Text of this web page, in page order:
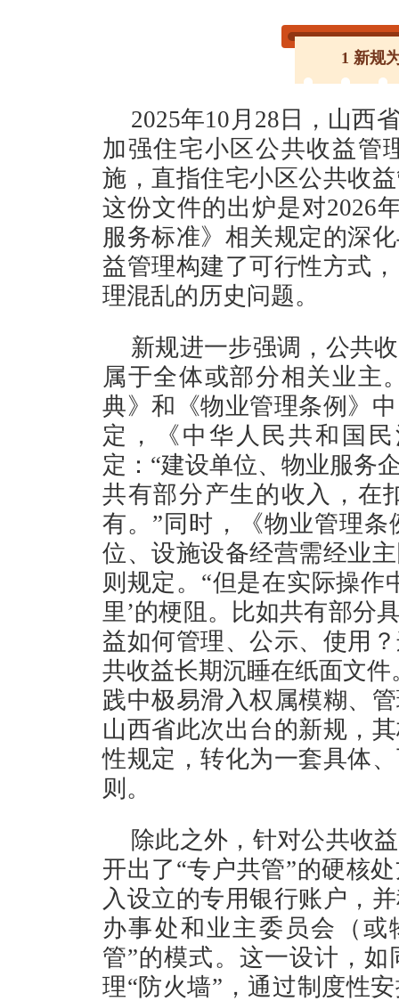
1 新规
2025年10月28日，山西
加强住宅小区公共收益管
施，直指住宅小区公共收
这份文件的出炉是对2026
服务标准》相关规定的深
益管理构建了可行性方式
理混乱的历史问题。
新规进一步强调，公共
属于全体或部分相关业主
典》和《物业管理条例》
定，《中华人民共和国
定：“建设单位、物业服务
共有部分产生的收入，在
有。”同时，《物业管理
位、设施设备经营需经业
则规定。“但是在实际操作
里’的梗阻。比如共有部分
益如何管理、公示、使用
共收益长期沉睡在纸面文
践中极易滑入权属模糊、
山西省此次出台的新规，
性规定，转化为一套具体
则。
除此之外，针对公共收
开出了“专户共管”的硬核
入设立的专用银行账户，
办事处和业主委员会（
管”的模式。这一设计，
理“防火墙”，通过制度性